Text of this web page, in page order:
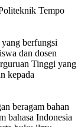
Tempo
berfungsi
dan dosen
Tinggi yang
kepada
beragam bahan
bahasa Indonesia